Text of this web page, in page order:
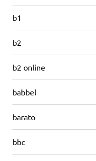
b1
b2
b2 online
babbel
barato
bbc